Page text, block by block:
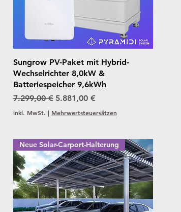
Schnellansicht
Sungrow PV-Paket mit Hybrid-
Wechselrichter 8,0kW &
Batteriespeicher 9,6kWh
Standardpreis
7.299,00 € Sale-Preis
5.881,00 €
inkl. MwSt. | Mehrwertsteuersätzen
Neue Solar-Carport-Halterung